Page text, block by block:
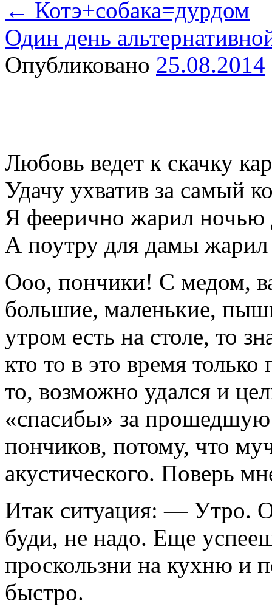
← Котэ+собака=дурдом
Один день
Опубликовано 25.08.2014
Любовь ведет к скачку
Удачу ухватив за самый
Я феерично жарил ночью
А поутру для дамы
Ооо, пончики! С медом,
большие, маленькие,
утром есть на столе, то
кто то в это время
то, возможно удался и
«спасибы» за
пончиков, потому, что
акустического. Поверь
Итак ситуация: — Утро.
буди, не надо. Еще
проскользни на кухню и
быстро.